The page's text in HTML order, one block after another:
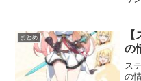
まとめ
の
ス
の